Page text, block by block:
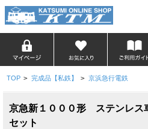
TOP > 完成品【私鉄】 > 京浜急行電鉄
京急新１０００形 ステンレ
セット